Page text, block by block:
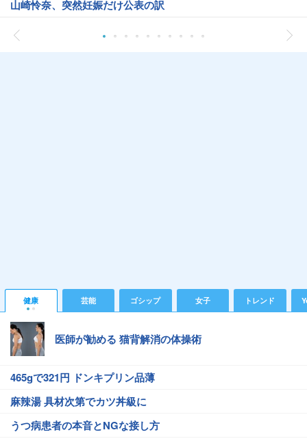
山崎怜奈、突然妊娠だけ公表の訳
健康 芸能 ゴシップ 女子 トレンド
医師が勧める 猫背解消の体操術
465gで321円 ドンキプリン品薄
麻辣湯 具材次第でカツ丼級に
うつ病患者の本音とNGな接し方